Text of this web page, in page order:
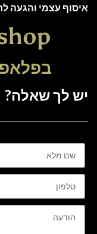
איסוף עצמי והגעה
בפלאפון: 051-
יש לך שאלה?